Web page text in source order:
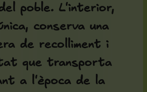
poble. L'interior,
conserva una
de recolliment i
que transporta
a l'època de la